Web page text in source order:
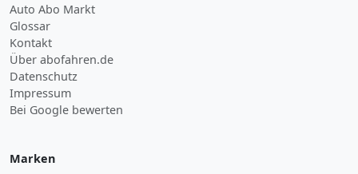
Auto Abo Markt
Glossar
Kontakt
Über abofahren.de
Datenschutz
Impressum
Bei Google bewerten
Marken